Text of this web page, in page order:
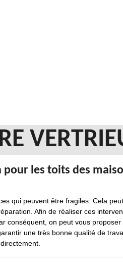
les toits des
qui peuvent être fragiles. Cela
Afin de réaliser ces
conséquent, on peut vous
une très bonne qualité de